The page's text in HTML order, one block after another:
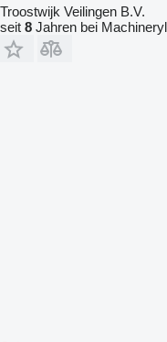
Troostwijk Veilingen B.V.
seit 8 Jahren bei